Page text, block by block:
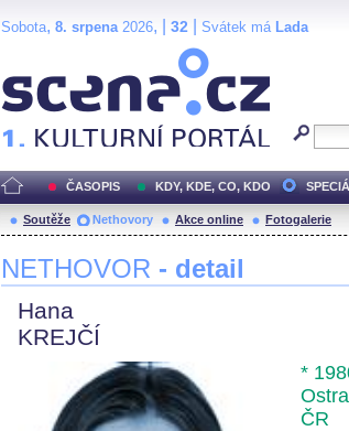
Sobota, 8. srpena2026, | 32 Svátek má Lada
ČASOPIS KDY, KDE, CO, KDO
Soutěže Nethovory Akce online Fotogalerie
NETHOVOR - detail
Hana
KREJČÍ
*
ČR